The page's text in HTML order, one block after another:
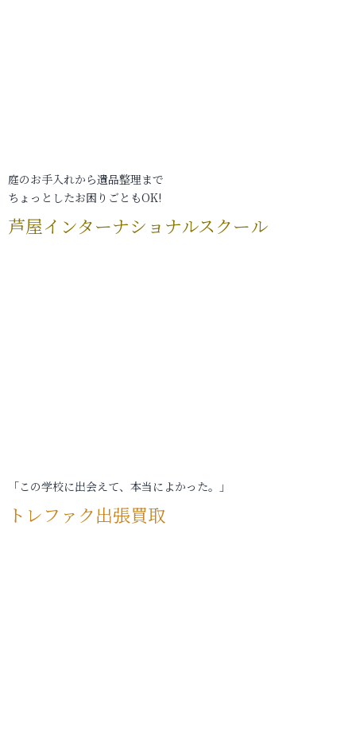
庭のお手入れから遺品整理まで
ちょっとしたお困りごともOK!
芦屋インターナショナルスクール
「この学校に出会えて、本当によかった。」
トレファク出張買取